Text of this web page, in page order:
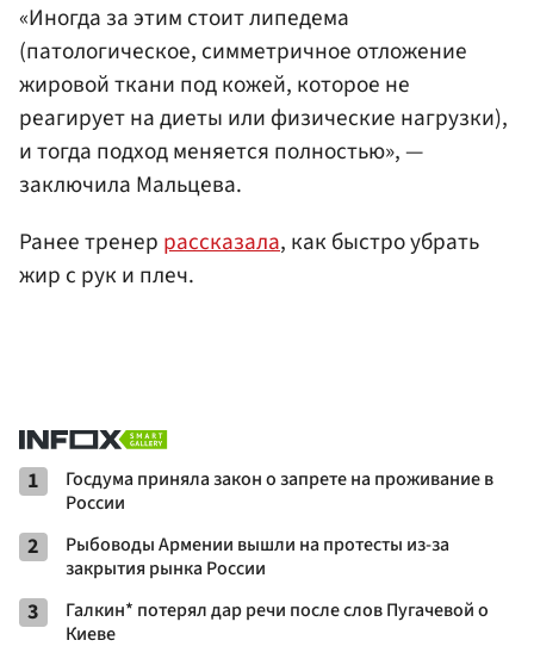
«Иногда за этим стоит липедема
(патологическое, симметричное отложение
жировой ткани под кожей, которое не
реагирует на диеты или физические нагрузки),
и тогда подход меняется полностью», —
заключила Мальцева.
Ранее тренер рассказала, как быстро убрать
жир с рук и плеч.
1
Госдума приняла закон о запрете на проживание в
России
2
Рыбоводы Армении вышли на протесты из-за
закрытия рынка России
3
Галкин* потерял дар речи после слов Пугачевой о
Киеве